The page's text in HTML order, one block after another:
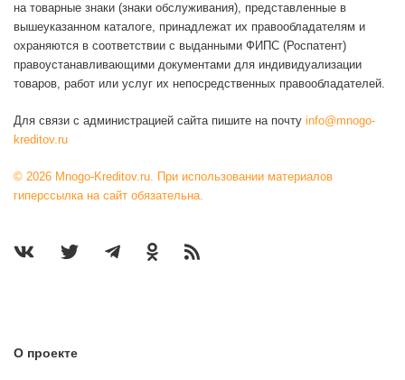
на товарные знаки (знаки обслуживания), представленные в
вышеуказанном каталоге, принадлежат их правообладателям и
охраняются в соответствии с выданными ФИПС (Роспатент)
правоустанавливающими документами для индивидуализации
товаров, работ или услуг их непосредственных правообладателей.
Для связи с администрацией сайта пишите на почту info@mnogo-
kreditov.ru
© 2026 Mnogo-Kreditov.ru. При использовании материалов
гиперссылка на сайт обязательна.
О проекте